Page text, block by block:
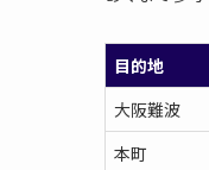
目的地
大阪難波
本町